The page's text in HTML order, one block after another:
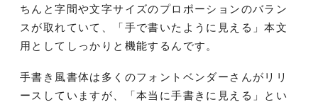
ちんと字間や文字サイズのプロポーションのバラン
スが取れていて、「手で書いたように見える」本文
用としてしっかりと機能するんです。
手書き風書体は多くのフォントベンダーさんがリリ
ースしていますが、「本当に手書きに見える」とい